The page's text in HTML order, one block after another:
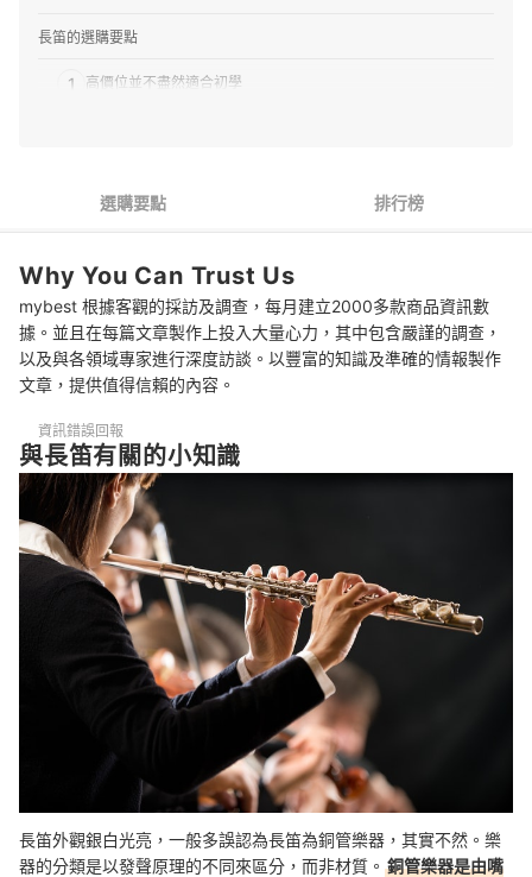
長笛的選購要點
1 高價位並不盡然適合初學
4 選用專為新手設計的附件組合
推薦十大長笛人氣排行榜
選購長笛的常見問題
學習長笛有年齡限制嗎？
沒有任何樂理基礎也可以學會長笛嗎？
總結
選購要點 排行榜
Why You Can Trust Us
mybest 根據客觀的採訪及調查，每月建立2000多款商品資訊數
據。並且在每篇文章製作上投入大量心力，其中包含嚴謹的調查，
以及與各領域專家進行深度訪談。以豐富的知識及準確的情報製作
文章，提供值得信賴的內容。
資訊錯誤回報
與長笛有關的小知識
長笛外觀銀白光亮，一般多誤認為長笛為銅管樂器，其實不然。樂
器的分類是以發聲原理的不同來區分，而非材質。 銅管樂器是由嘴